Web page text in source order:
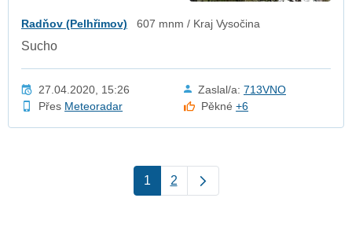
Radňov (Pelhřimov) 607 mnm / Kraj Vysočina
Sucho
27.04.2020, 15:26 Zaslal/a: 713VNO
Přes Meteoradar Pěkné+6
1 2